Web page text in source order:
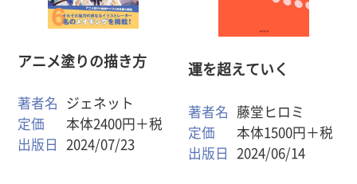
アニメ塗りの描き方
著者名
ジェネット
定価
本体2400円＋税
出版日
2024/07/23
運を超えていく
著者名
藤堂ヒロミ
定価
本体1500円＋税
出版日
2024/06/14